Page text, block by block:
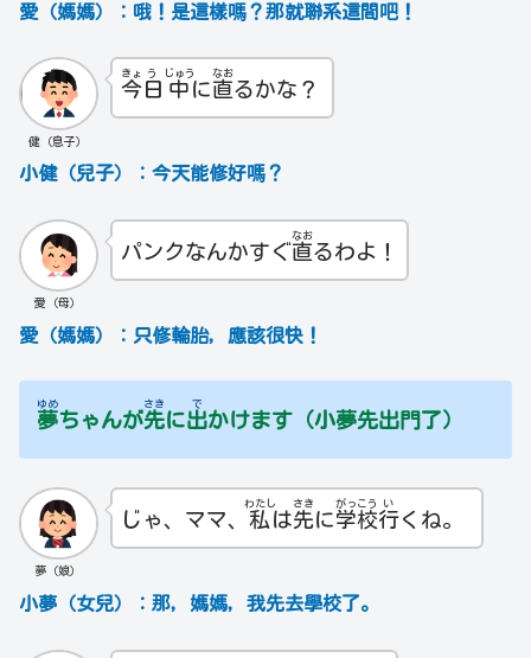
愛（媽媽）：哦！是這樣嗎？那就聯系這間吧！
健（息子）
今
きょ
日
う
中
じゅう
に直
なお
るかな？
小健（兒子）：今天能修好嗎？
愛（母）
パンクなんかすぐ直
なお
るわよ！
愛（媽媽）：只修輪胎，應該很快！
夢
ゆめ
ちゃんが先
さき
に出
で
かけます（小夢先出門了）
夢（娘）
じゃ、ママ、 私
わたし
は先
さき
に学
がっ
校
こう
行
い
くね。
小夢（女兒）：那，媽媽，我先去學校了。